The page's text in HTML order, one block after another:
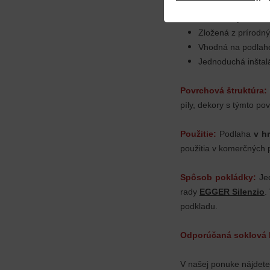
Univerzálne
Zložená z
Vhodná na
Jednoduchá
Povrchová štruktúra:
píly, dekory s týmto
Použitie: Podlaha v
použitia v komerčných
Spôsob pokládky:
rady EGGER Silenzio
podkladu.
Odporúčaná soklová
V našej ponuke